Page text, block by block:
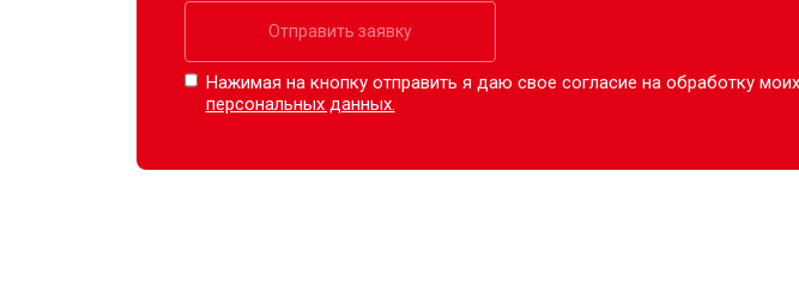
Отправить заявку
Нажимая на кнопку отправить я даю свое согласие на обработку моих
персональных данных.